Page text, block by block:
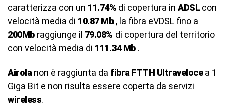
caratterizza con un 11.74% di copertura in ADSLcon
velocità media di 10.87 Mb, la fibra eVDSL fino a
200Mbraggiunge il 79.08% di copertura del territorio
con velocità media di 111.34 Mb.
Airola non è raggiunta da fibra FTTH Ultravelocea 1
Giga Bit e non risulta essere coperta da servizi
wireless.